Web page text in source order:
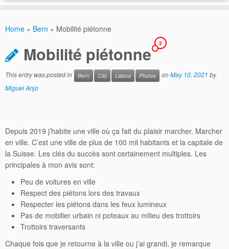
Home » Bern » Mobilité piétonne
Mobilité piétonne 2
This entry was posted in Bern City Lisboa Photos onMay 10, 2021 by
Miguel Anjo
Depuis 2019 j’habite une ville où ça fait du plaisir marcher. Marcher
en ville. C’est une ville de plus de 100 mil habitants et la capitale de
la Suisse. Les clés du succès sont certainement multiples. Les
principales à mon avis sont:
Peu de voitures en ville
Respect des piétons lors des travaux
Respecter les piétons dans les feux lumineux
Pas de mobilier urbain ni poteaux au milieu des trottoirs
Trottoirs traversants
Chaque fois que je retourne à la ville ou j’ai grandi, je remarque